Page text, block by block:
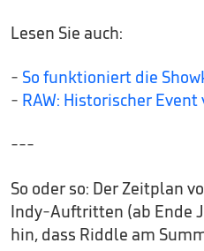
Lesen Sie auch:
- So funktioniert die
- RAW: Historischer
---
So oder so: Der Zeitplan
Indy-Auftritten (ab Ende
hin, dass Riddle am